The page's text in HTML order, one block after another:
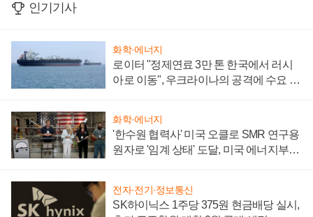
인기기사
화학·에너지
로이터 "정제연료 3만 톤 한국에서 러시
아로 이동", 우크라이나의 공격에 수요 늘
화학·에너지
'한수원 협력사' 미국 오클로 SMR 연구용
원자로 '임계 상태' 도달, 미국 에너지부
전자·전기·정보통신
SK하이닉스 1주당 375원 현금배당 실시,